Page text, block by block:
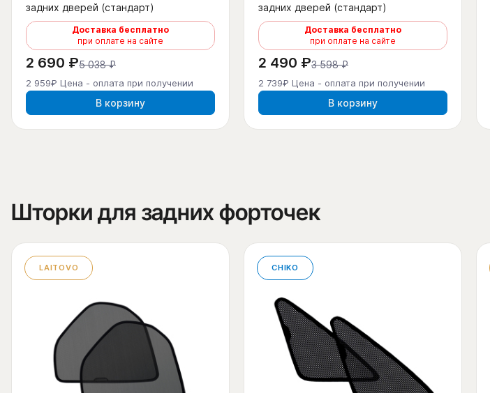
задних дверей (стандарт)
Доставка бесплатно
при оплате на сайте
2 690 ₽5 038 ₽
2 959₽ Цена - оплата при получении
В корзину
задних дверей (стандарт)
Доставка бесплатно
при оплате на сайте
2 490 ₽3 598 ₽
2 739₽ Цена - оплата при получении
В корзину
Шторки для задних форточек
LAITOVO CHIKO